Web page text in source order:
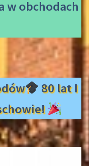
w obchodach
80 lat I